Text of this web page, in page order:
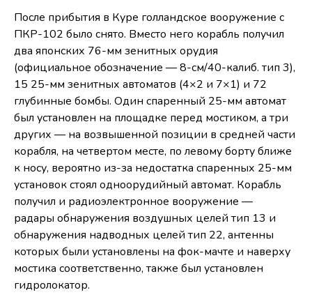
После прибытия в Куре голландское вооружение с
ПКР-102 было снято. Вместо него корабль получил
два японских 76-мм зенитных орудия
(официальное обозначение — 8-см/40-калиб. тип 3),
15 25-мм зенитных автоматов (4×2 и 7×1) и 72
глубинные бомбы. Один спаренный 25-мм автомат
был установлен на площадке перед мостиком, а три
других — на возвышенной позиции в средней части
корабля, на четвертом месте, по левому борту ближе
к носу, вероятно из-за недостатка спаренных 25-мм
установок стоял одноорудийный автомат. Корабль
получил и радиоэлектронное вооружение —
радары обнаружения воздушных целей тип 13 и
обнаружения надводных целей тип 22, антенны
которых были установлены на фок-мачте и наверху
мостика соответственно, также был установлен
гидролокатор.